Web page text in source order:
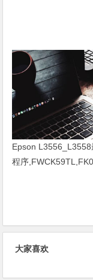
Epson
程序
大家喜欢